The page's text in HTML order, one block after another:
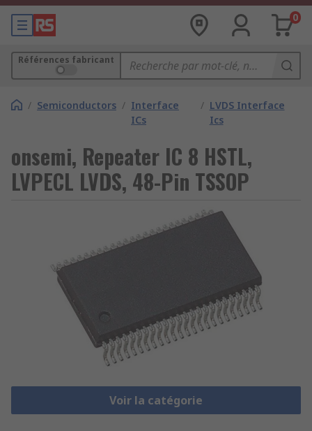
0
Références fabricant
/ Semiconductors / Interface
ICs
/ LVDS Interface
Ics
onsemi, Repeater IC 8 HSTL,
LVPECL LVDS, 48-Pin TSSOP
Voir la catégorie